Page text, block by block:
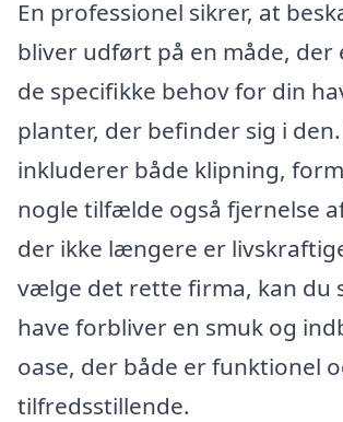
En professionel sikrer, at
bliver udført på en måde, der
de specifikke behov for din
planter, der befinder sig i
inkluderer både klipning,
nogle tilfælde også fjernelse
der ikke længere er
vælge det rette firma, kan du
have forbliver en smuk og
oase, der både er funktionel
tilfredsstillende.